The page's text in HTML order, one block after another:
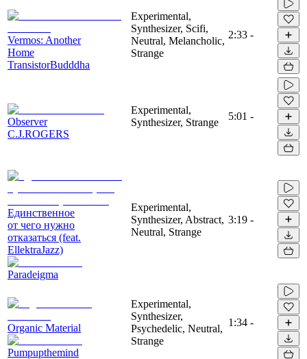
Vermos: Another
Home
TransistorBudddha
Experimental,
Synthesizer, Scifi,
Neutral, Melancholic,
Strange
2:33 -
Observer
C.J.ROGERS
Experimental,
Synthesizer, Strange
5:01 -
Единственное
от чего нужно
отказаться (feat.
EllektraJazz)
Paradeigma
Experimental,
Synthesizer, Abstract,
Neutral, Strange
3:19 -
Organic Material
Pumpupthemind
Experimental,
Synthesizer,
Psychedelic, Neutral,
Strange
1:34 -